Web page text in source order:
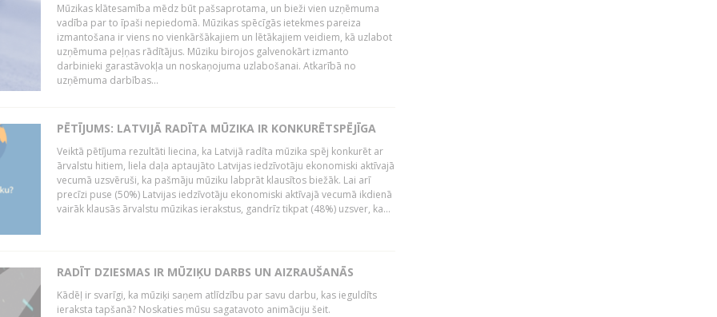
Mūzikas klātesamība mēdz būt pašsaprotama, un bieži vien uzņēmuma
vadība par to īpaši nepiedomā. Mūzikas spēcīgās ietekmes pareiza
izmantošana ir viens no vienkāršākajiem un lētākajiem veidiem, kā uzlabot
uzņēmuma peļņas rādītājus. Mūziku birojos galvenokārt izmanto
darbinieki garastāvokļa un noskaņojuma uzlabošanai. Atkarībā no
uzņēmuma darbības...
PĒTĪJUMS: LATVIJĀ RADĪTA MŪZIKA IR KONKURĒTSPĒJĪGA
Veiktā pētījuma rezultāti liecina, ka Latvijā radīta mūzika spēj konkurēt ar
ārvalstu hitiem, liela daļa aptaujāto Latvijas iedzīvotāju ekonomiski aktīvajā
vecumā uzsvēruši, ka pašmāju mūziku labprāt klausītos biežāk. Lai arī
precīzi puse (50%) Latvijas iedzīvotāju ekonomiski aktīvajā vecumā ikdienā
vairāk klausās ārvalstu mūzikas ierakstus, gandrīz tikpat (48%) uzsver, ka...
RADĪT DZIESMAS IR MŪZIĶU DARBS UN AIZRAUŠANĀS
Kādēļ ir svarīgi, ka mūziķi saņem atlīdzību par savu darbu, kas ieguldīts
ieraksta tapšanā? Noskaties mūsu sagatavoto animāciju šeit.